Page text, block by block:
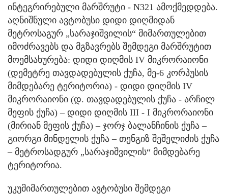
ინტეგრირებული მარშრუტი - N321 ამოქმედდება.
აღნიშნული ავტობუსი დიდი დიღმიდან
მეტროსაგურ „სარაჯიშვილის“ მიმართულებით
იმოძრავებს და მგზავრებს შემდეგი მარშრუტით
მოემსახურება: დიდი დიღმის IV მიკრორაიონი
(დემეტრე თავდადებულის ქუჩა, მე-6 კორპუსის
მიმდებარე ტერიტორია) - დიდი დიღმის IV
მიკრორაიონი (დ. თავდადებულის ქუჩა - არჩილ
მეფის ქუჩა) – დიდი დიღმის III - I მიკრორაიონი
(მირიან მეფის ქუჩა) – ჯორჯ ბალანჩინის ქუჩა –
გიორგი მინდელის ქუჩა – თენგიზ შეშელიძის ქუჩა
– მეტროსადგურ „სარაჯიშვილის“ მიმდებარე
ტერიტორია.
უკუმიმართულებით ავტობუსი შემდეგი